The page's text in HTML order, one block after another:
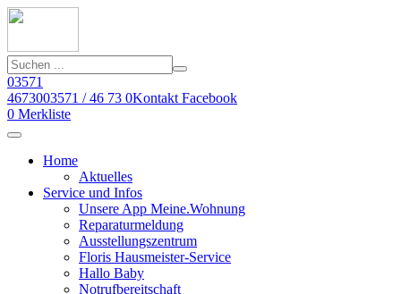
03571
4673003571 / 46 73 0Kontakt Facebook
0 Merkliste
Home
Aktuelles
Service und Infos
Unsere App Meine.Wohnung
Reparaturmeldung
Ausstellungszentrum
Floris Hausmeister-Service
Hallo Baby
Notrufbereitschaft